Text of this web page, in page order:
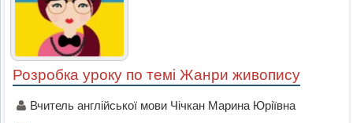
Розробка уроку по темі Жанри живопису
Вчитель англійської мови Чiчкан Марина Юріївна